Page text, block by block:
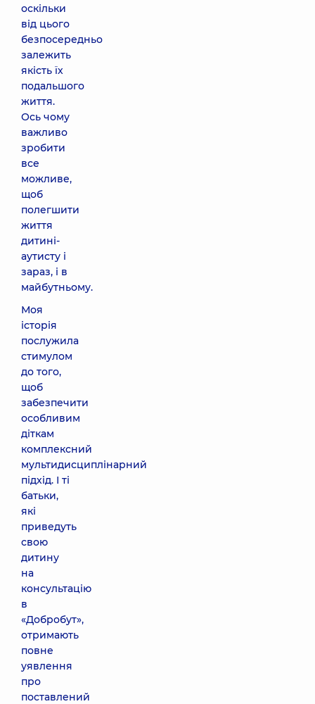
оскільки
від цього
безпосередньо
залежить
якість їх
подальшого
життя.
Ось чому
важливо
зробити
все
можливе,
щоб
полегшити
життя
дитині-
аутисту і
зараз, і в
майбутньому.
Моя
історія
послужила
стимулом
до того,
щоб
забезпечити
особливим
діткам
комплексний
мультидисциплінарний
підхід. І ті
батьки,
які
приведуть
свою
дитину
на
консультацію
в
«Добробут»,
отримають
повне
уявлення
про
поставлений